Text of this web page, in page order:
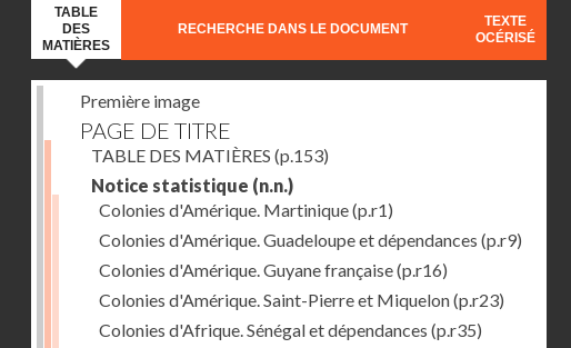
TABLE
DES
MATIÈRES
RECHERCHE DANS LE DOCUMENT
TEXTE
OCÉRISÉ
Première image
PAGE DE TITRE
TABLE DES MATIÈRES (p.153)
Notice statistique (n.n.)
Colonies d'Amérique. Martinique(p.r1)
Colonies d'Amérique. Guadeloupe et dépendances (p.r9)
Colonies d'Amérique. Guyane française(p.r16)
Colonies d'Amérique. Saint-Pierre et Miquelon(p.r23)
Colonies d'Afrique. Sénégal et dépendances (p.r35)